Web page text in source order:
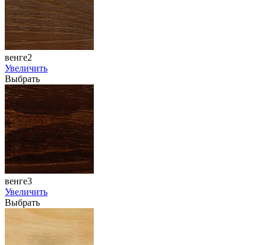
венге2
Увеличить
Выбрать
венге3
Увеличить
Выбрать